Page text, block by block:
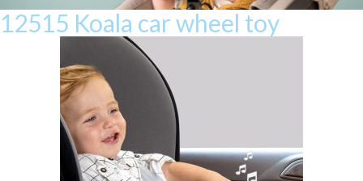
12515 Koala car wheel toy